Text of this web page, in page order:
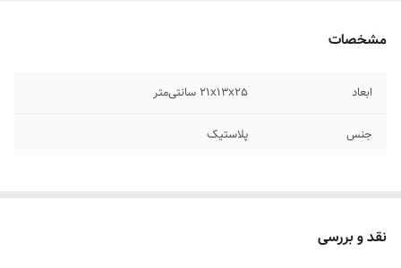
مشخصات
ابعاد 21x13x25 سانتی‌متر
جنس پلاستیک
نقد و بررسی